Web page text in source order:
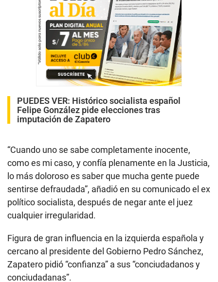
PUEDES VER: Histórico socialista español
Felipe González pide elecciones tras
imputación de Zapatero
“Cuando uno se sabe completamente inocente,
como es mi caso, y confía plenamente en la Justicia,
lo más doloroso es saber que mucha gente puede
sentirse defraudada”, añadió en su comunicado el ex
político socialista, después de negar ante el juez
cualquier irregularidad.
Figura de gran influencia en la izquierda española y
cercano al presidente del Gobierno Pedro Sánchez,
Zapatero pidió “confianza” a sus “conciudadanos y
conciudadanas”.